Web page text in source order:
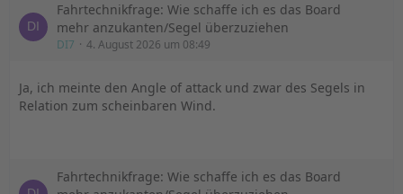
Fahrtechnikfrage: Wie schaffe ich es das Board
mehr anzukanten/Segel überzuziehen
DI7 4. August 2026 um 08:49
Ja, ich meinte den Angle of attack und zwar des Segels in
Relation zum scheinbaren Wind.
Fahrtechnikfrage: Wie schaffe ich es das Board